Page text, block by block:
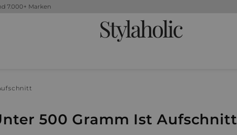
7.000+ Marken
Stylaholic
500 Gramm Ist Aufschnitt